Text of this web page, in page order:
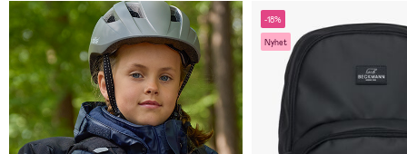
-18%
Nyhet